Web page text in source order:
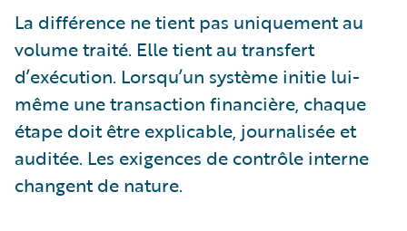
La différence ne tient pas uniquement au
volume traité. Elle tient au transfert
d’exécution. Lorsqu’un système initie lui-
même une transaction financière, chaque
étape doit être explicable, journalisée et
auditée. Les exigences de contrôle interne
changent de nature.